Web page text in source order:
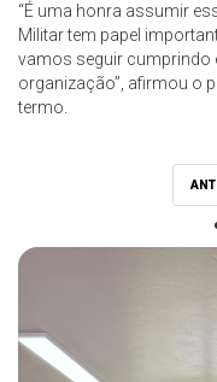
“É uma honra assumir
Militar tem papel
vamos seguir cumprindo
organização”, afirmou o
termo.